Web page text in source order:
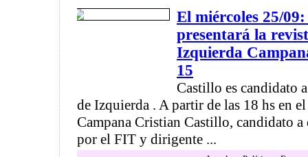
El miércoles 25/
presentará la
Izquierda
15
Castillo es candidato
de Izquierda . A partir de las 18 hs en
Campana Cristian Castillo, candidato
por el FIT y dirigente ...